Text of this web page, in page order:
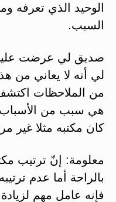
الوحيد الذي تعرفه
السبب.
صديق لي عرضت عليه
لي أنه لا يعاني من
من الملاحظات
هي سبب من الأسباب.
كان مكتبه مثلا غير
معلومة: إنّ ترتيب
بالراحة أما عدم
فإنه عامل مهم